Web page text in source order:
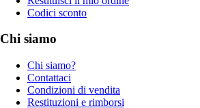
Codici sconto
Chi siamo
Chi siamo?
Contattaci
Condizioni di vendita
Restituzioni e rimborsi